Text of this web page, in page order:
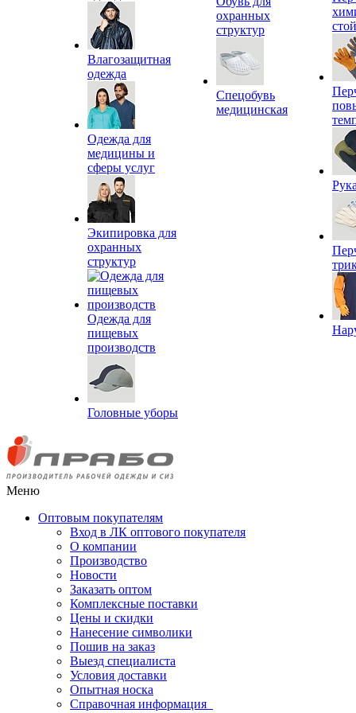
Влагозащитная
одежда
Одежда для
медицины и
сферы услуг
Экипировка для
охранных
структур
Одежда для
пищевых
производств
Головные уборы
охранных
структур
Спецобувь
медицинская
Меню
Оптовым покупателям
Вход в ЛК оптового покупателя
О компании
Производство
Новости
Заказать оптом
Комплексные поставки
Цены и скидки
Нанесение символики
Пошив на заказ
Выезд специалиста
Условия доставки
Опытная носка
Справочная информация